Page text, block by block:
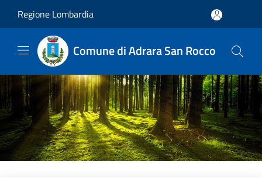
Regione Lombardia
Comune di Adrara San Rocco